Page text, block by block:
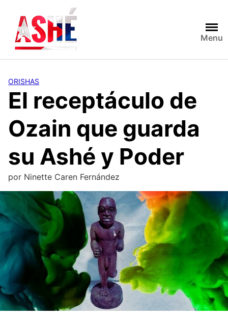
contenido
Menu
ORISHAS
El receptáculo de
Ozain que guarda
su Ashé y Poder
por Ninette Caren Fernández